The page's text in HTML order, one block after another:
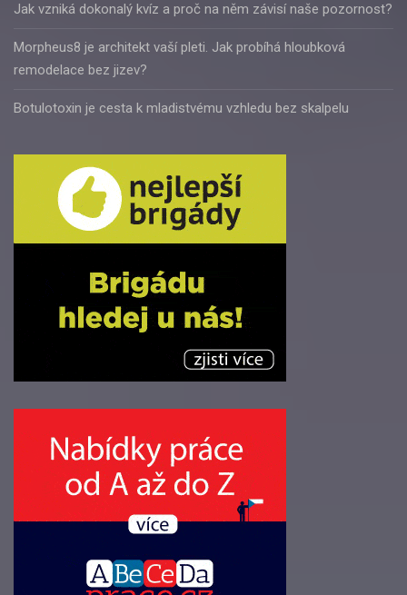
Jak vzniká dokonalý kvíz a proč na něm závisí naše pozornost?
Morpheus8 je architekt vaší pleti. Jak probíhá hloubková
remodelace bez jizev?
Botulotoxin je cesta k mladistvému vzhledu bez skalpelu